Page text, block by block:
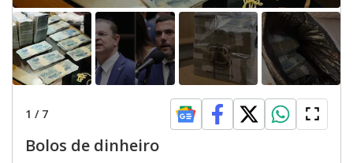
1 / 7
Bolos de dinheiro